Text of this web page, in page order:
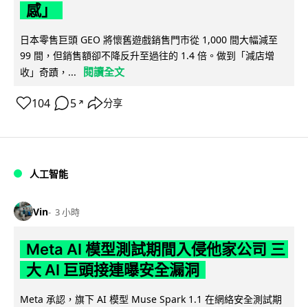
感」
日本零售巨頭 GEO 將懷舊遊戲銷售門市從 1,000 間大幅減至
99 間，但銷售額卻不降反升至過往的 1.4 倍。做到「減店增
收」奇蹟，...
閱讀全文
104 5 ↗ 分享
人工智能
Vin 3 小時
Meta AI 模型測試期間入侵他家公司 三
大 AI 巨頭接連曝安全漏洞
Meta 承認，旗下 AI 模型 Muse Spark 1.1 在網絡安全測試期